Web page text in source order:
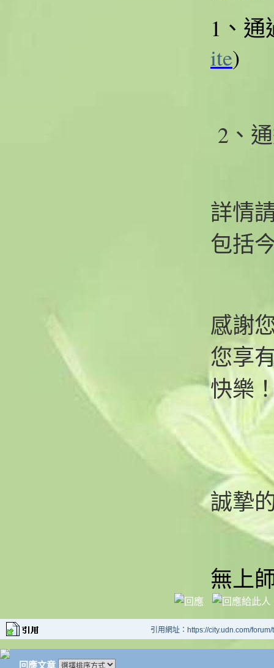
1 、
ite)
2 、
詳情
包括
感謝
您享
快樂
誠摯
無上
引用網址：https://city.udn.com/
回應文章